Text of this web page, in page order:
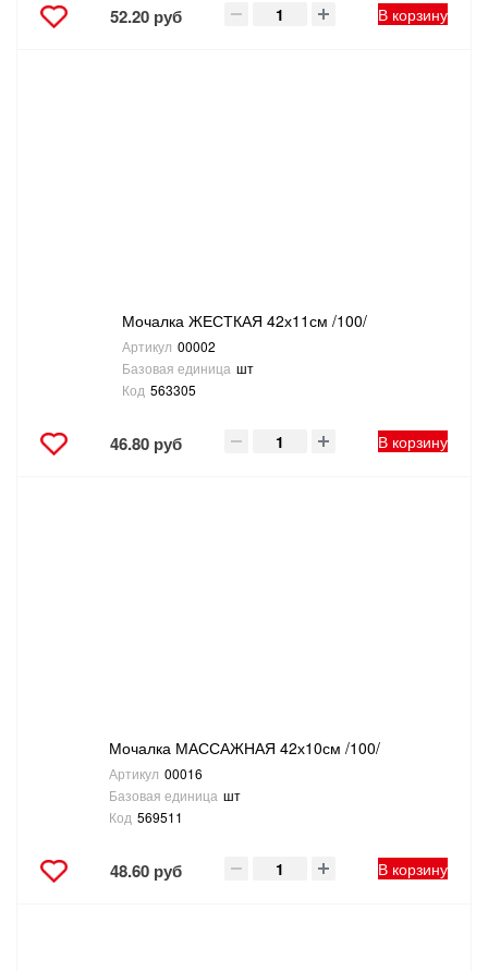
52.20 руб В корзину
Мочалка ЖЕСТКАЯ 42х11см /100/
Артикул 00002
Базовая единица шт
Код 563305
46.80 руб В корзину
Мочалка МАССАЖНАЯ 42х10см /100/
Артикул 00016
Базовая единица шт
Код 569511
48.60 руб В корзину